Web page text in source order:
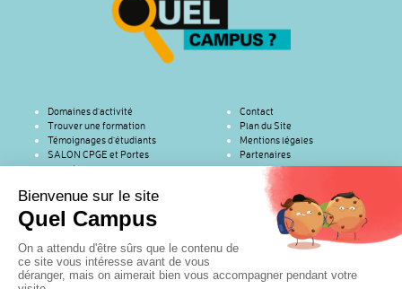
Domaines d’activité
Trouver une formation
Témoignages d’étudiants
SALON CPGE et Portes
ouvertes
Contact
Plan du Site
Mentions légales
Partenaires